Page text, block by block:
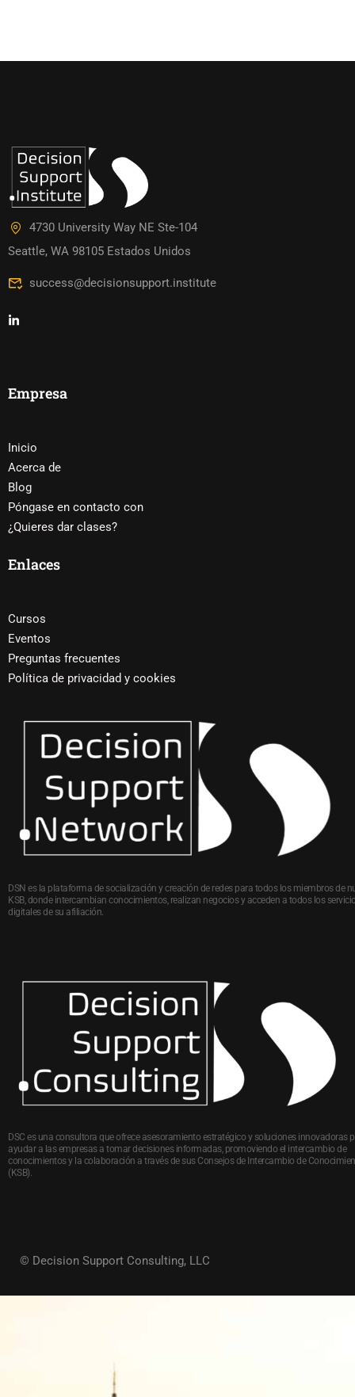
4730 University Way NE Ste-104
Seattle, WA 98105 Estados Unidos
success@decisionsupport.institute
Empresa
Inicio
Acerca de
Blog
Póngase en contacto con
¿Quieres dar clases?
Enlaces
Cursos
Eventos
Preguntas frecuentes
Política de privacidad y cookies
DSN es la plataforma de socialización y creación de redes para todos los miembros de
KSB, donde intercambian conocimientos, realizan negocios y acceden a todos los
digitales de su afiliación.
DSC es una consultora que ofrece asesoramiento estratégico y soluciones innovadoras
ayudar a las empresas a tomar decisiones informadas, promoviendo el intercambio de
conocimientos y la colaboración a través de sus Consejos de Intercambio de
(KSB).
© Decision Support Consulting, LLC